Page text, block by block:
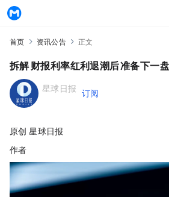
首页 资讯公告 正文
拆解Circle Q1财报：利率红利退潮后，USDC准备下
星球日报 +订阅
原创 | Odaily 星球日报（
作者｜Azuma（